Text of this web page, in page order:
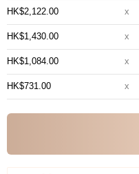
HK$2,122.00 x
HK$1,430.00 x
HK$1,084.00 x
HK$731.00 x